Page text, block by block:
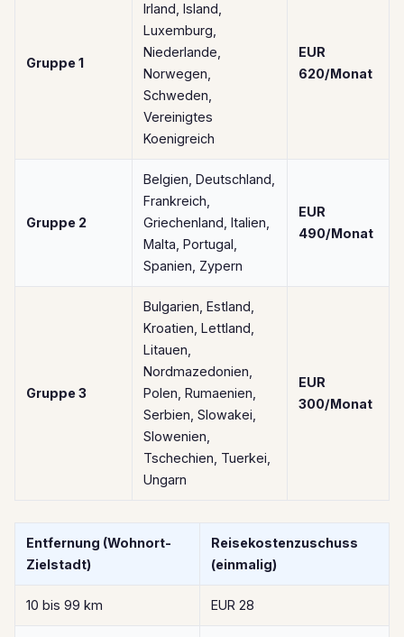
Gruppe 1
Irland, Island,
Luxemburg,
Niederlande,
Norwegen,
Schweden,
Vereinigtes
Koenigreich
EUR
620/Monat
Gruppe 2
Belgien, Deutschland,
Frankreich,
Griechenland, Italien,
Malta, Portugal,
Spanien, Zypern
EUR
490/Monat
Gruppe 3
Bulgarien, Estland,
Kroatien, Lettland,
Litauen,
Nordmazedonien,
Polen, Rumaenien,
Serbien, Slowakei,
Slowenien,
Tschechien, Tuerkei,
Ungarn
EUR
300/Monat
Entfernung (Wohnort-
Zielstadt)
Reisekostenzuschuss
(einmalig)
10 bis 99 km EUR 28